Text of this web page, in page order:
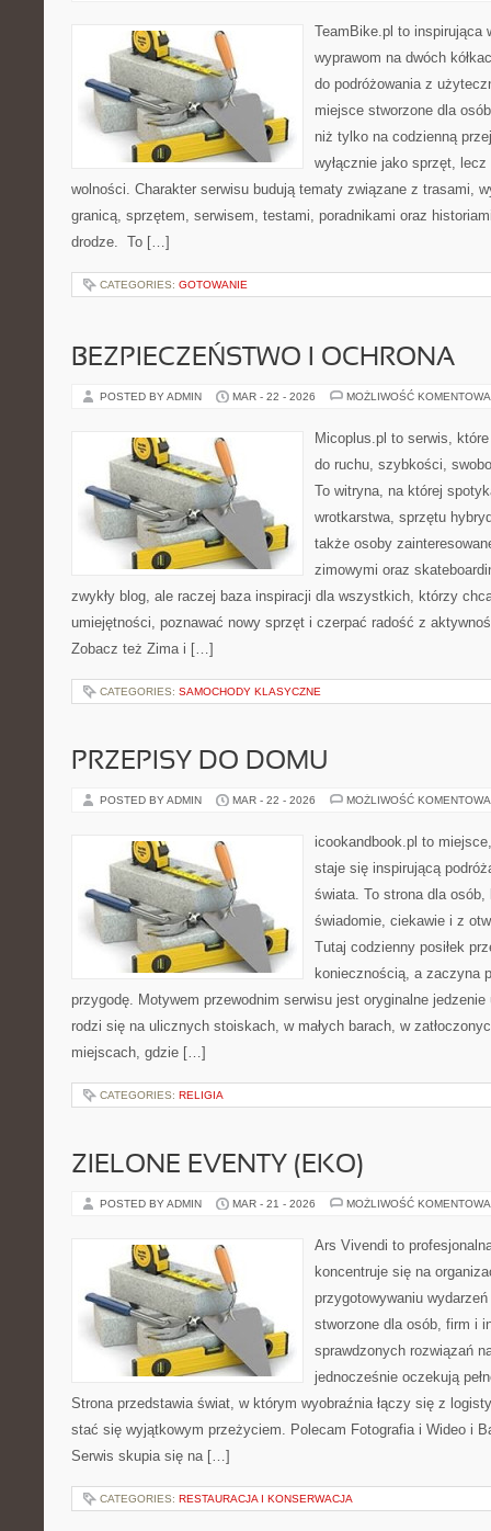
TeamBike.pl to inspirująca
wyprawom na dwóch
do podróżowania z
miejsce stworzone dla
niż tylko na codzienną
wyłącznie jako sprzęt,
wolności. Charakter serwisu budują tematy związane z trasami,
granicą, sprzętem, serwisem, testami, poradnikami oraz
drodze. To […]
CATEGORIES: GOTOWANIE
BEZPIECZEŃSTWO I OCHRONA
POSTED BY ADMIN MAR - 22 - 2026 MOŻLIWOŚĆ
Micoplus.pl to serwis,
do ruchu, szybkości,
To witryna, na której
wrotkarstwa, sprzętu
także osoby
zimowymi oraz
zwykły blog, ale raczej baza inspiracji dla wszystkich, którzy
umiejętności, poznawać nowy sprzęt i czerpać radość z
Zobacz też Zima i […]
CATEGORIES: SAMOCHODY KLASYCZNE
PRZEPISY DO DOMU
POSTED BY ADMIN MAR - 22 - 2026 MOŻLIWOŚĆ
icookandbook.pl to
staje się inspirującą
świata. To strona dla
świadomie, ciekawie i z
Tutaj codzienny posiłek
koniecznością, a zaczyna
przygodę. Motywem przewodnim serwisu jest oryginalne
rodzi się na ulicznych stoiskach, w małych barach, w
miejscach, gdzie […]
CATEGORIES: RELIGIA
ZIELONE EVENTY (EKO)
POSTED BY ADMIN MAR - 21 - 2026 MOŻLIWOŚĆ
Ars Vivendi to
koncentruje się na
przygotowywaniu
stworzone dla osób, firm i
sprawdzonych rozwiązań
jednocześnie oczekują
Strona przedstawia świat, w którym wyobraźnia łączy się z
stać się wyjątkowym przeżyciem. Polecam Fotografia i Wideo i
Serwis skupia się na […]
CATEGORIES: RESTAURACJA I KONSERWACJA